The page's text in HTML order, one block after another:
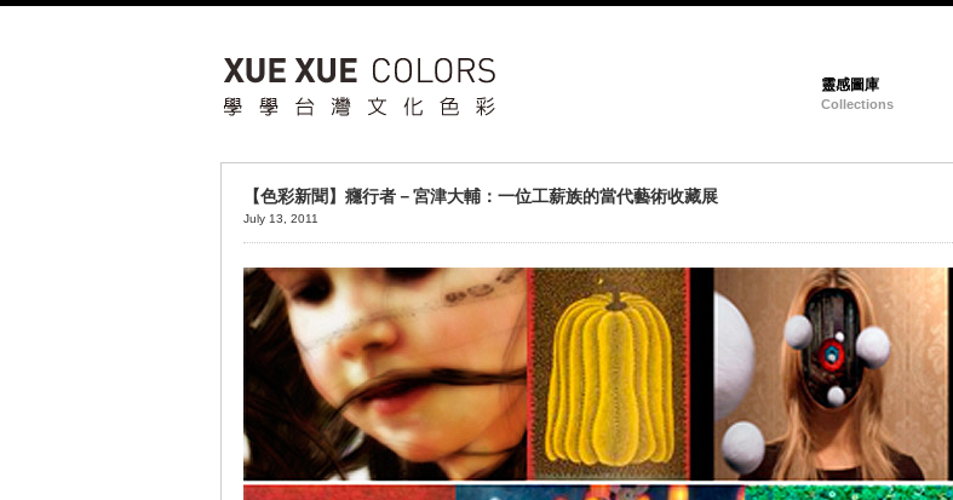
靈感圖庫
Collections
【色彩新聞】癮行者－宮津大輔：一位工薪族的當代藝術收藏展
July 13, 2011